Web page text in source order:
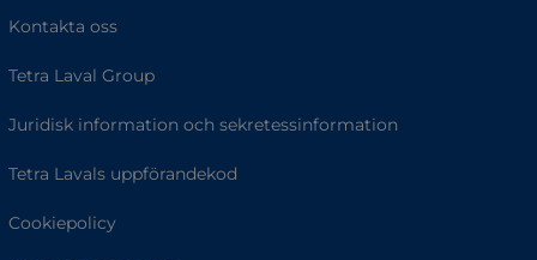
Kontakta oss
Tetra Laval Group
Juridisk information och sekretessinformation
Tetra Lavals uppförandekod
Cookiepolicy